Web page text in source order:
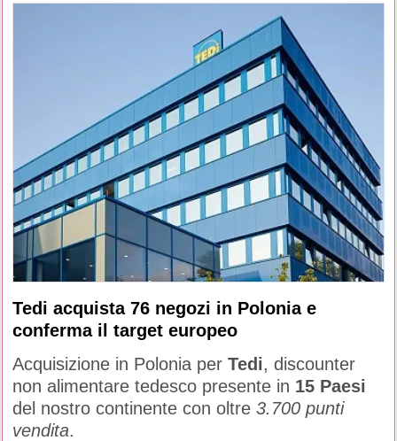
Tedi acquista 76 negozi in Polonia e
conferma il target europeo
Acquisizione in Polonia per Tedi, discounter
non alimentare tedesco presente in 15 Paesi
del nostro continente con oltre 3.700 punti
vendita.